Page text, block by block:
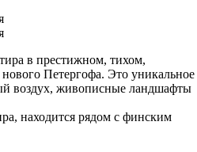
в престижном, тихом,
Петергофа. Это уникальное
воздух, живописные ландшафты
находится рядом с финским